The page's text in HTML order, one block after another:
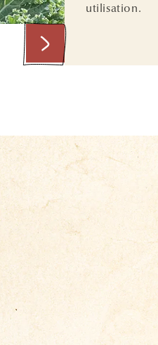
utilisation.